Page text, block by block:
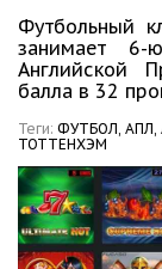
Футбольный
занимает 6-
Английской
балла в 32
Теги: ФУТБОЛ, АПЛ,
ТОТТЕНХЭМ